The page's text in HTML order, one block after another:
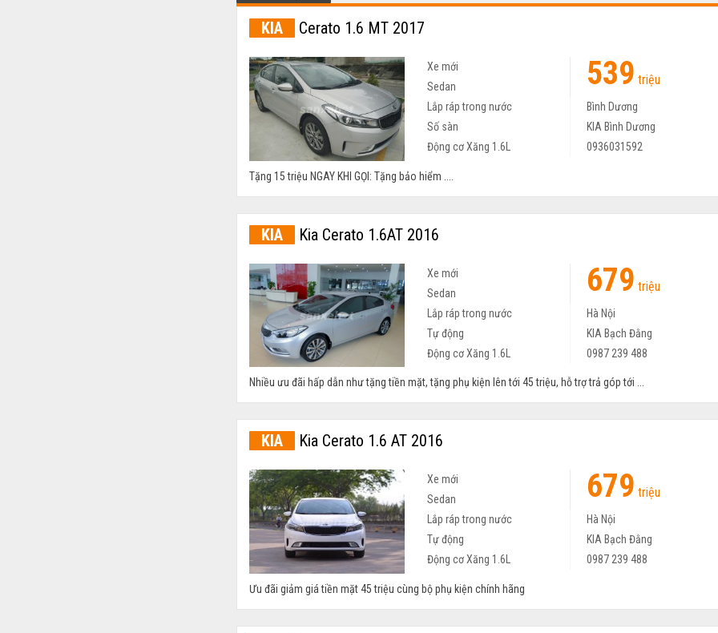
KIA Cerato 1.6 MT 2017
Xe mới 539 triệu
Sedan
Lắp ráp trong nước
Bình Dương
Số sàn
KIA Bình Dương
Động cơ Xăng 1.6L
0936031592
Tặng 15 triệu NGAY KHI GỌI: Tặng bảo hiểm ....
KIA Kia Cerato 1.6AT 2016
Xe mới 679 triệu
Sedan
Lắp ráp trong nước
Hà Nội
Tự động
KIA Bạch Đằng
Động cơ Xăng 1.6L
0987 239 488
Nhiều ưu đãi hấp dẫn như tặng tiền mặt, tặng phụ kiện lên tới 45 triệu, hỗ trợ trả góp tới ...
KIA Kia Cerato 1.6 AT 2016
Xe mới 679 triệu
Sedan
Lắp ráp trong nước
Hà Nội
Tự động
KIA Bạch Đằng
Động cơ Xăng 1.6L
0987 239 488
Ưu đãi giảm giá tiền mặt 45 triệu cùng bộ phụ kiện chính hãng